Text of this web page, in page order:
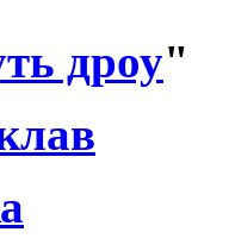
дроу"